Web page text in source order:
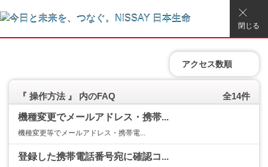
閉じる
アクセス数順
『 操作方法 』 内のFAQ 全14件
機種変更でメールアドレス・携帯...
機種変更等でメールアドレス・携帯電...
登録した携帯電話番号宛に確認コ...